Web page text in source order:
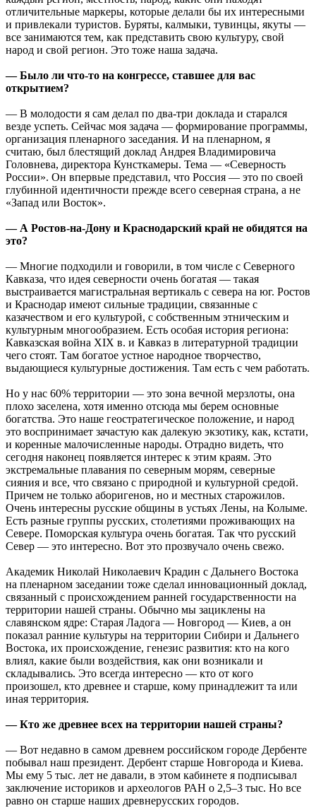
отличительные маркеры, которые делали бы их интересными
и привлекали туристов. Буряты, калмыки, тувинцы, якуты —
все занимаются тем, как представить свою культуру, свой
народ и свой регион. Это тоже наша задача.
— Было ли что-то на конгрессе, ставшее для вас
открытием?
— В молодости я сам делал по два-три доклада и старался
везде успеть. Сейчас моя задача — формирование программы,
организация пленарного заседания. И на пленарном, я
считаю, был блестящий доклад Андрея Владимировича
Головнева, директора Кунсткамеры. Тема — «Северность
России». Он впервые представил, что Россия — это по своей
глубинной идентичности прежде всего северная страна, а не
«Запад или Восток».
— А Ростов-на-Дону и Краснодарский край не обидятся на
это?
— Многие подходили и говорили, в том числе с Северного
Кавказа, что идея северности очень богатая — такая
выстраивается магистральная вертикаль с севера на юг. Ростов
и Краснодар имеют сильные традиции, связанные с
казачеством и его культурой, с собственным этническим и
культурным многообразием. Есть особая история региона:
Кавказская война XIX в. и Кавказ в литературной традиции
чего стоят. Там богатое устное народное творчество,
выдающиеся культурные достижения. Там есть с чем работать.
Но у нас 60% территории — это зона вечной мерзлоты, она
плохо заселена, хотя именно отсюда мы берем основные
богатства. Это наше геостратегическое положение, и народ
это воспринимает зачастую как далекую экзотику, как, кстати,
и коренные малочисленные народы. Отрадно видеть, что
сегодня наконец появляется интерес к этим краям. Это
экстремальные плавания по северным морям, северные
сияния и все, что связано с природной и культурной средой.
Причем не только аборигенов, но и местных старожилов.
Очень интересны русские общины в устьях Лены, на Колыме.
Есть разные группы русских, столетиями проживающих на
Севере. Поморская культура очень богатая. Так что русский
Север — это интересно. Вот это прозвучало очень свежо.
Академик Николай Николаевич Крадин с Дальнего Востока
на пленарном заседании тоже сделал инновационный доклад,
связанный с происхождением ранней государственности на
территории нашей страны. Обычно мы зациклены на
славянском ядре: Старая Ладога — Новгород — Киев, а он
показал ранние культуры на территории Сибири и Дальнего
Востока, их происхождение, генезис развития: кто на кого
влиял, какие были воздействия, как они возникали и
складывались. Это всегда интересно — кто от кого
произошел, кто древнее и старше, кому принадлежит та или
иная территория.
— Кто же древнее всех на территории нашей страны?
— Вот недавно в самом древнем российском городе Дербенте
побывал наш президент. Дербент старше Новгорода и Киева.
Мы ему 5 тыс. лет не давали, в этом кабинете я подписывал
заключение историков и археологов РАН о 2,5–3 тыс. Но все
равно он старше наших древнерусских городов.